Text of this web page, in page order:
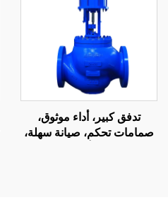
تدفق كبير، أداء موثوق،
صمامات تحكم، صيانة سهلة،